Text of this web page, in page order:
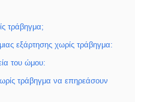
τράβηγμα;
εξάρτησης χωρίς τράβηγμα:
του ώμου:
τράβηγμα να επηρεάσουν